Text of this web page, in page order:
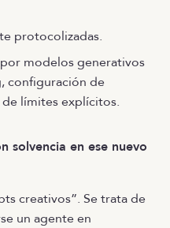
protocolizadas.
modelos generativos
configuración de
límites explícitos.
solvencia en ese nuevo
creativos”. Se trata de
un agente en